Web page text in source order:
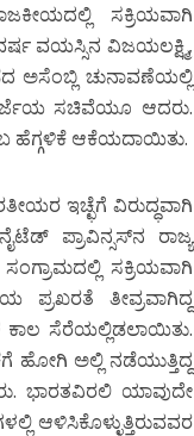
ಸಕ್ರಿಯವಾಗಿ
ವಯಸ್ಸಿನ ವಿಜಯಲಕ್ಷ್ಮಿ,
ಅಸೆಂಬ್ಲಿ ಚುನಾವಣೆಯಲ್ಲಿ
ದರ್ಜೆಯ ಸಚಿವೆಯೂ ಆದರು.
ಹೆಗ್ಗಳಿಕೆ ಆಕೆಯದಾಯಿತು.
ಇಚ್ಛೆಗೆ ವಿರುದ್ಧವಾಗಿ
ಪ್ರಾವಿನ್ಸಸ್‍ನ ರಾಜ್ಯ
ಸಕ್ರಿಯವಾಗಿ
ತೀವ್ರವಾಗಿದ್ದ
ಸೆರೆಯಲ್ಲಿಡಲಾಯಿತು.
ಹೋಗಿ ಅಲ್ಲಿ ನಡೆಯುತ್ತಿದ್ದ
ಭಾರತವಿರಲಿ ಯಾವುದೇ
ಆಳಿಸಿಕೊಳ್ಳುತ್ತಿರುವವರ